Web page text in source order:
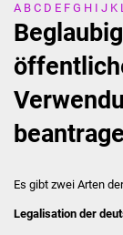
A B C D E F G H I J K
Es gibt zwei Arten
Legalisation der